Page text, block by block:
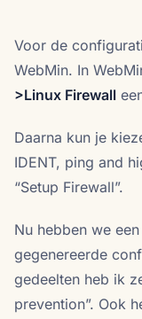
Voor de
WebMin. In
>Linux Firewall
Daarna kun je
IDENT, ping and
“Setup Firewall”.
Nu hebben we
gegenereerde
gedeelten heb ik
prevention”. Ook